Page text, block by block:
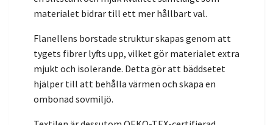
materialet bidrar till ett mer hållbart val.
Flanellens borstade struktur skapas genom att
tygets fibrer lyfts upp, vilket gör materialet extra
mjukt och isolerande. Detta gör att bäddsetet
hjälper till att behålla värmen och skapa en
ombonad sovmiljö.